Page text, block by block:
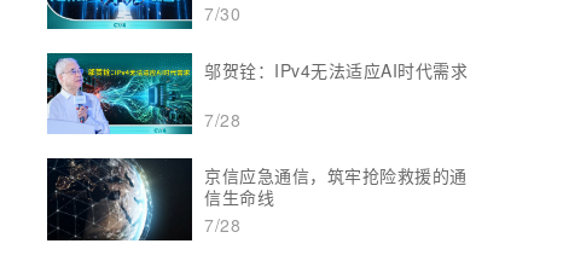
7/30
邬贺铨：IPv4无法适应AI时代需求
7/28
京信应急通信，筑牢抢险救援的通
信生命线
7/28